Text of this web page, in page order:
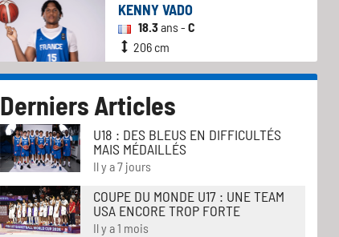
KENNY VADO
18.3ans -C
206 cm
Derniers Articles
U18 : DES BLEUS EN DIFFICULTÉS
MAIS MÉDAILLÉS
Il y a 7 jours
COUPE DU MONDE U17 : UNE TEAM
USA ENCORE TROP FORTE
Il y a 1 mois